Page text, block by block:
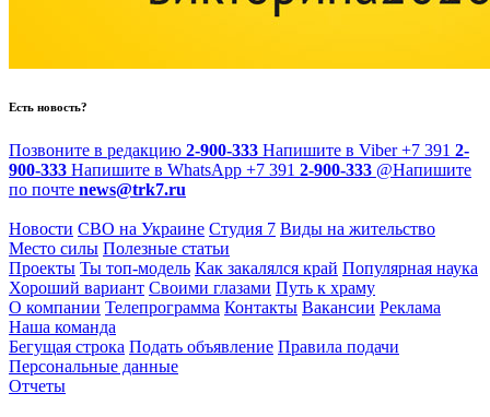
Есть новость?
Позвоните в редакцию 2-900-333 Напишите в Viber +7 391 2-
900-333 Напишите в WhatsApp +7 391 2-900-333 @Напишите
по почте news@trk7.ru
Новости СВО на Украине Студия 7 Виды на жительство
Место силы Полезные статьи
Проекты Ты топ-модель Как закалялся край Популярная наука
Хороший вариант Своими глазами Путь к храму
О компании Телепрограмма Контакты Вакансии Реклама
Наша команда
Бегущая строка Подать объявление Правила подачи
Персональные данные
Отчеты